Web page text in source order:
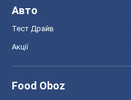
Авто
Тест Драйв
Акції
Food Oboz